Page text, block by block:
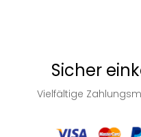
Sicher
Vielfältige